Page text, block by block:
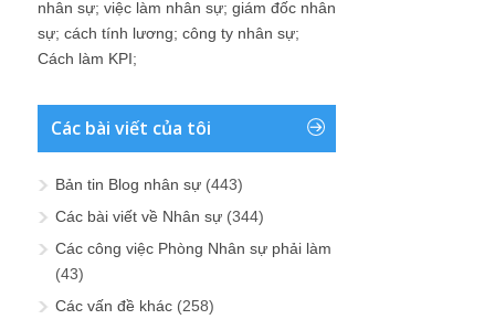
nhân sự; việc làm nhân sự; giám đốc nhân
sự; cách tính lương; công ty nhân sự;
Cách làm KPI;
Các bài viết của tôi
Bản tin Blog nhân sự (443)
Các bài viết về Nhân sự (344)
Các công việc Phòng Nhân sự phải làm
(43)
Các vấn đề khác (258)